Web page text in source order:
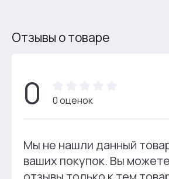
Отзывы о товаре
0 0 оценок
Мы не нашли данный
ваших покупок. Вы